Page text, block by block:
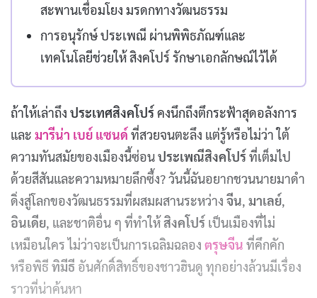
สะพานเชื่อมโยง มรดกทางวัฒนธรรม
การอนุรักษ์ ประเพณี ผ่านพิพิธภัณฑ์และ
เทคโนโลยีช่วยให้ สิงคโปร์ รักษาเอกลักษณ์ไว้ได้
ถ้าให้เล่าถึง ประเทศสิงคโปร์คงนึกถึงตึกระฟ้าสุดอลังการ
และ มารีน่า เบย์ แซนด์ ที่สวยจนตะลึง แต่รู้หรือไม่ว่า ใต้
ความทันสมัยของเมืองนี้ซ่อนประเพณีสิงคโปร์ที่เต็มไป
ด้วยสีสันและความหมายลึกซึ้ง? วันนี้ฉันอยากชวนนายมาดำ
ดิ่งสู่โลกของวัฒนธรรมที่ผสมผสานระหว่าง จีน มาเลย์
อินเดีย , และชาติอื่น ๆ ที่ทำให้สิงคโปร์ เป็นเมืองที่ไม่
เหมือนใคร ไม่ว่าจะเป็นการเฉลิมฉลอง ตรุษจีน ที่คึกคัก
หรือพิธี ทิมีธี อันศักดิ์สิทธิ์ของชาวฮินดู ทุกอย่างล้วนมีเรื่อง
ราวที่น่าค้นหา